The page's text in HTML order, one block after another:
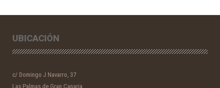
UBICACIÓN
c/ Domingo J Navarro, 37
Las Palmas de Gran Canaria